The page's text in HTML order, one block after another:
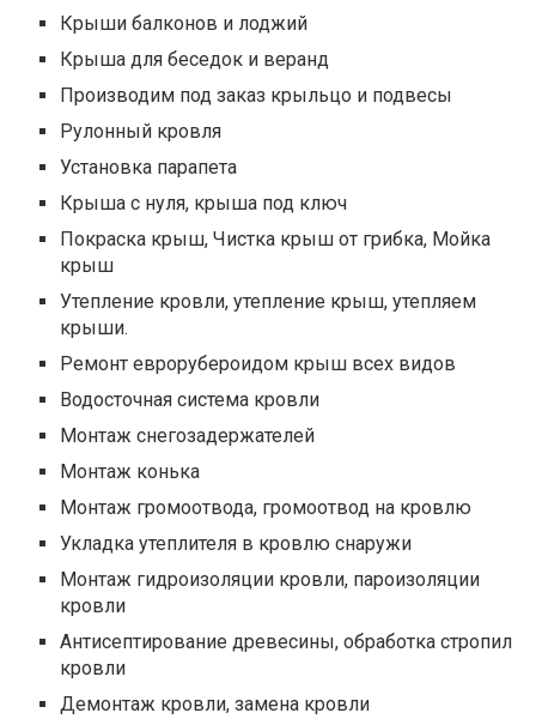
Крыши балконов и лоджий
Крыша для беседок и веранд
Производим под заказ крыльцо и подвесы
Рулонный кровля
Установка парапета
Крыша с нуля, крыша под ключ
Покраска крыш, Чистка крыш от грибка, Мойка
крыш
Утепление кровли, утепление крыш, утепляем
крыши.
Ремонт еврорубероидом крыш всех видов
Водосточная система кровли
Монтаж снегозадержателей
Монтаж конька
Монтаж громоотвода, громоотвод на кровлю
Укладка утеплителя в кровлю снаружи
Монтаж гидроизоляции кровли, пароизоляции
кровли
Антисептирование древесины, обработка стропил
кровли
Демонтаж кровли, замена кровли